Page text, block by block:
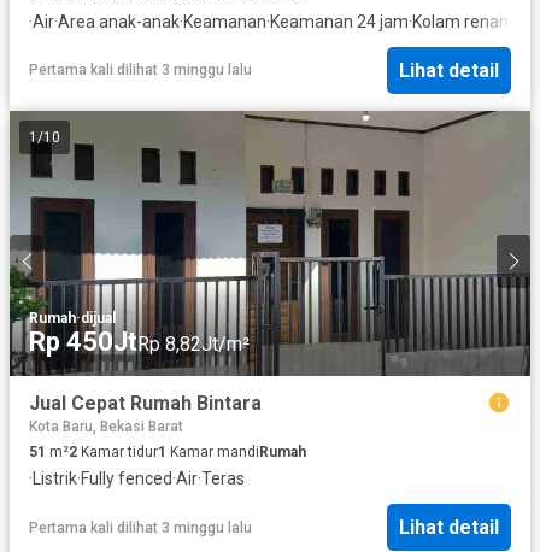
·Air·Area anak-anak·Keamanan·Keamanan 24 jam·Kolam renang
Pertama kali dilihat 3 minggu lalu Lihat detail
1/10
Rumah·dijual
Rp 450JtRp 8,82Jt/m²
Jual Cepat Rumah Bintara
Kota Baru, Bekasi Barat
51 m²2 Kamar tidur1 Kamar mandi Rumah
· Listrik·Fully fenced·Air·Teras
Pertama kali dilihat 3 minggu lalu Lihat detail